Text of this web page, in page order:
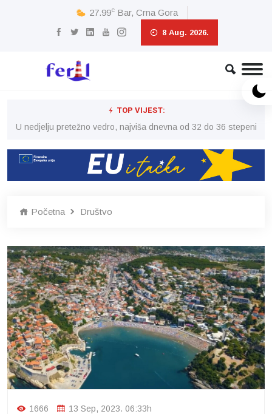
27.99c Bar, Crna Gora
8 Aug. 2026.
TOP VIJEST:
U nedjelju pretežno vedro, najviša dnevna od 32 do 36 stepeni
Početna Društvo
1666 13 Sep, 2023. 06:33h